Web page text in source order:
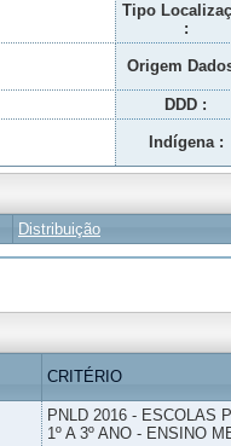
Tipo
:
Origem
DDD :
Indígena :
Distribuição
CRITÉRIO
PNLD 2016 - ESCOLAS
1º A 3º ANO - ENSINO